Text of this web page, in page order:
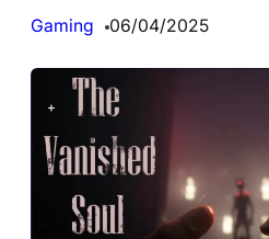
Gaming
06/04/2025